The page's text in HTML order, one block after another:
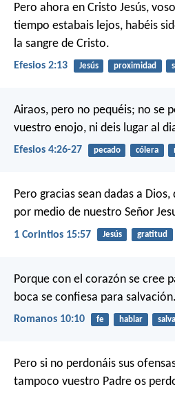
Pero ahora en Cristo Jesús,
tiempo estabais lejos, habéis
la sangre de Cristo.
Efesios 2:13 Jesús proximidad
Airaos, pero no pequéis; no se
vuestro enojo, ni deis lugar al
Efesios 4:26-27 pecado cólera
Pero gracias sean dadas a
por medio de nuestro Señor
1 Corintios 15:57 Jesús gratitud
Porque con el corazón se cree
boca se confiesa para salvación.
Romanos 10:10 fe hablar
Pero si no perdonáis sus
tampoco vuestro Padre os